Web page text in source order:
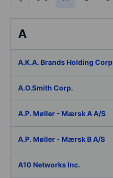
A
A.K.A. Brands Holding Corp
A.O.Smith Corp.
A.P. Møller - Mærsk A A/S
A.P. Møller - Mærsk B A/S
A10 Networks Inc.